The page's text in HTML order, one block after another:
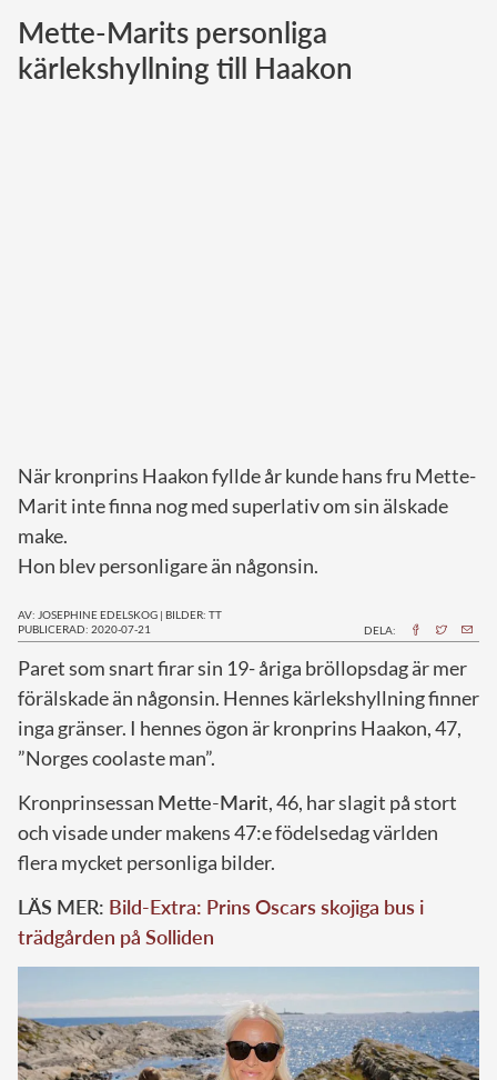
Norska kungahuset
Danska kungahuset
Mette-Marits personliga
kärlekshyllning till Haakon
När kronprins Haakon fyllde år kunde hans fru Mette-
Marit inte finna nog med superlativ om sin älskade
make.
Hon blev personligare än någonsin.
AV: JOSEPHINE EDELSKOG | BILDER: TT
PUBLICERAD: 2020-07-21
DELA:
Paret som snart firar sin 19- åriga bröllopsdag är mer
förälskade än någonsin. Hennes kärlekshyllning finner
inga gränser. I hennes ögon är kronprins Haakon, 47,
”Norges coolaste man”.
Kronprinsessan Mette-Marit, 46, har slagit på stort
och visade under makens 47:e födelsedag världen
flera mycket personliga bilder.
LÄS MER: Bild-Extra: Prins Oscars skojiga bus i
trädgården på Solliden